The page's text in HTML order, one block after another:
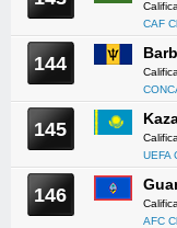
CAF
144
145
UEFA
146
AFC